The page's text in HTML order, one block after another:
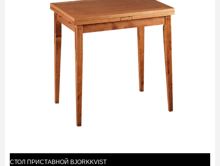
СТОЛ ПРИСТАВНОЙ BJORKKVIST